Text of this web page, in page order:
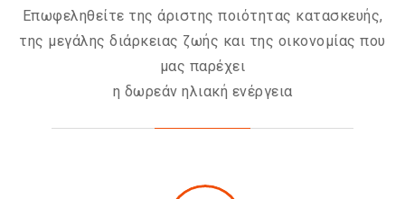
Επωφεληθείτε της άριστης ποιότητας κατασκευής,
της μεγάλης διάρκειας ζωής και της οικονομίας που
μας παρέχει
η δωρεάν ηλιακή ενέργεια